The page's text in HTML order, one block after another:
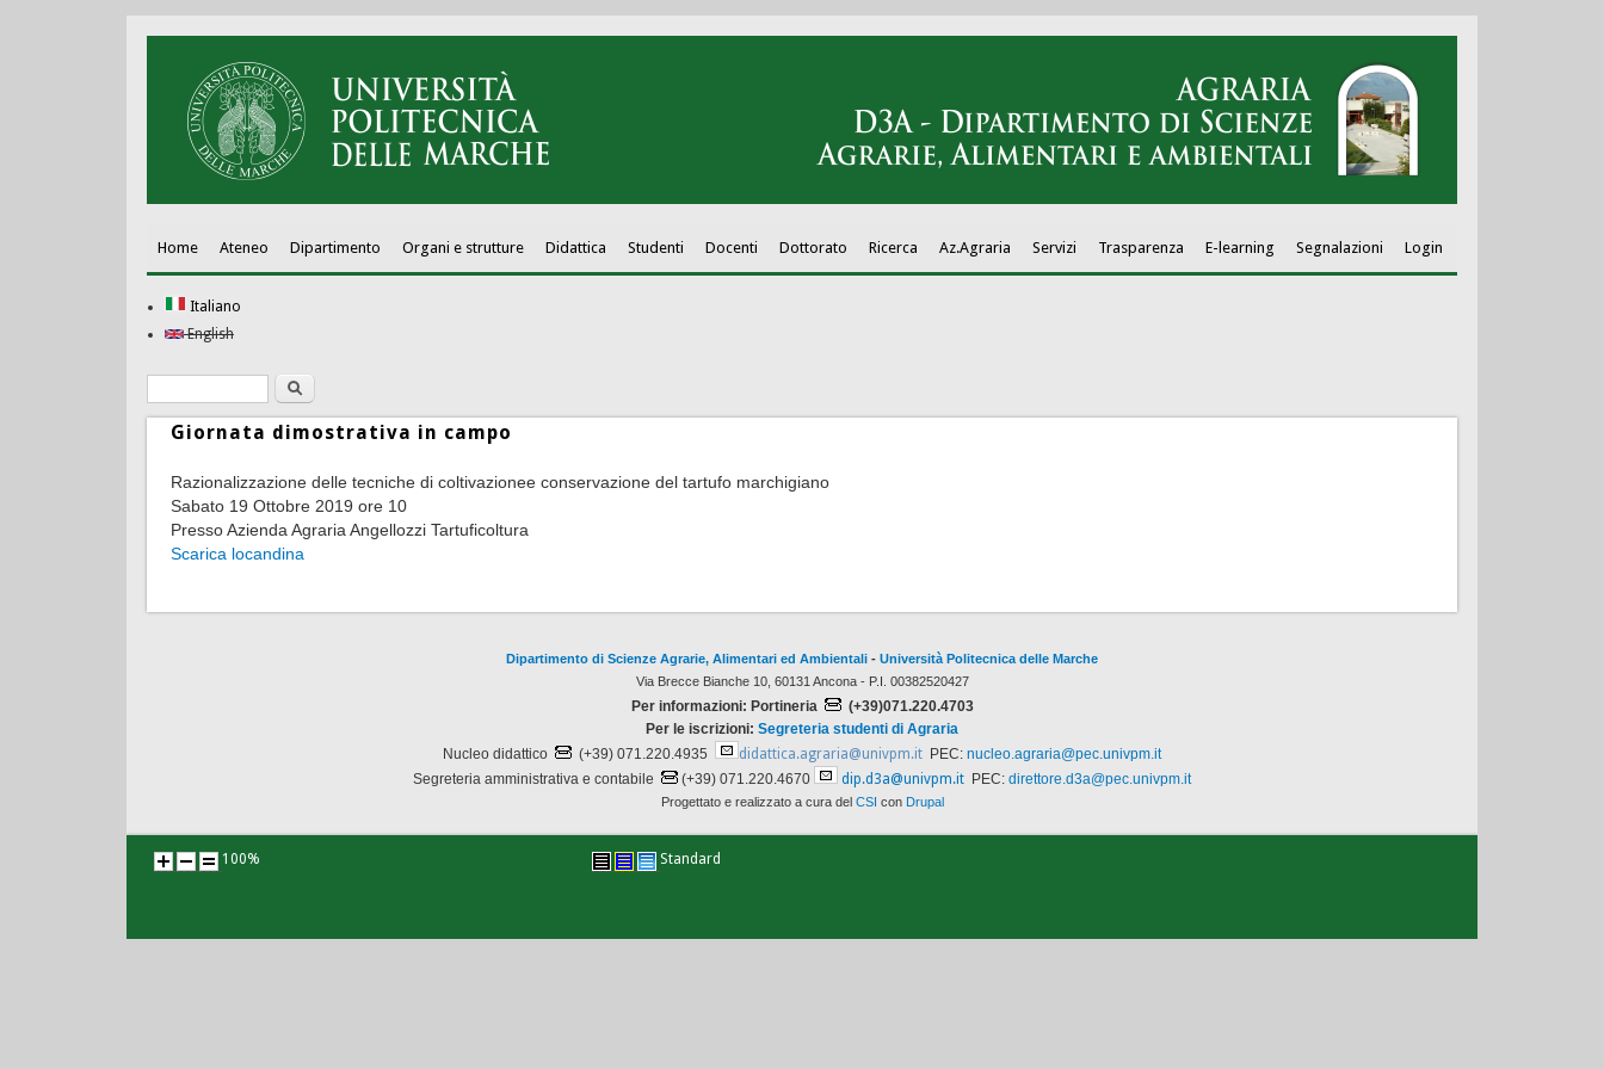
Home Ateneo Dipartimento Organi e strutture Didattica Studenti Docenti Dottorato Ricerca Az.Agraria Servizi Trasparenza E-learning Segnalazioni Login
Italiano
English
Form di ricerca
Ricerca
Giornata dimostrativa in campo
Razionalizzazione delle tecniche di coltivazionee conservazione del tartufo marchigiano
Sabato 19 Ottobre 2019 ore 10
Presso Azienda Agraria Angellozzi Tartuficoltura
Scarica locandina
Dipartimento di Scienze Agrarie, Alimentari ed Ambientali - Università Politecnica delle Marche
Via Brecce Bianche 10, 60131 Ancona - P.I. 00382520427
Per informazioni: Portineria
(+39)071.220.4703
Per le iscrizioni: Segreteria studenti di Agraria
Nucleo didattico
(+39) 071.220.4935 didattica.agraria@univpm.it PEC: nucleo.agraria@pec.univpm.it
Segreteria amministrativa e contabile
(+39) 071.220.4670 dip.d3a@univpm.it PEC: direttore.d3a@pec.univpm.it
Progettato e realizzato a cura del CSI con Drupal
100% Standard